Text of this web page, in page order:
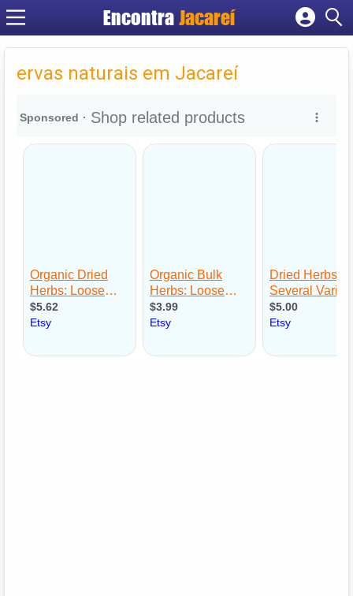
Encontra Jacareí
Cadastrar empresa
Criar conta
ervas naturais em Jacareí